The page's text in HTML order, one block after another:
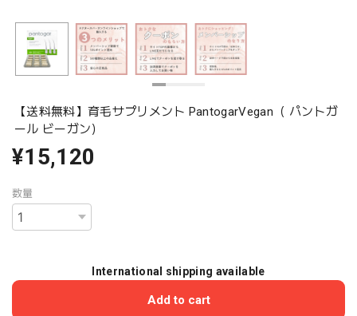
【送料無料】育毛サプリメント PantogarVegan（ パントガ
ール ビーガン）
¥15,120
数量
International shipping available
Add to cart